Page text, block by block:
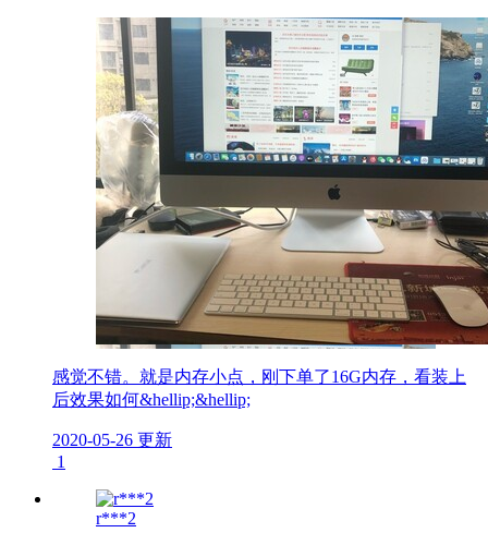
感觉不错。就是内存小点，刚下单了16G内存，看装上
后效果如何&hellip;&hellip;
2020-05-26 更新
1
r***2